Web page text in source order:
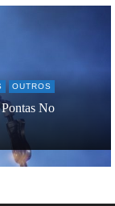
OUTROS
No